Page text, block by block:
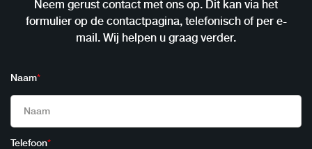
Neem gerust contact met ons op. Dit kan via het
formulier op de contactpagina, telefonisch of per e-
mail. Wij helpen u graag verder.
Naam*
Telefoon*